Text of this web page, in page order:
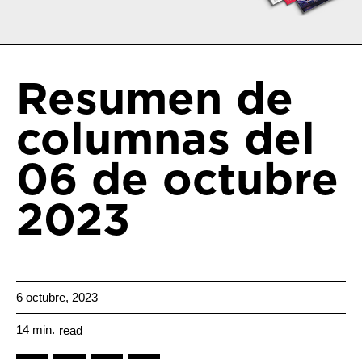
Resumen de
columnas del
06 de octubre
2023
6 octubre, 2023
14 min. read